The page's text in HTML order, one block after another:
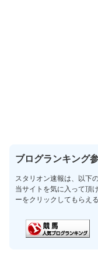
ブログランキング
スタリオン速報は、以下
当サイトを気に入って頂
ーをクリックしてもらえ